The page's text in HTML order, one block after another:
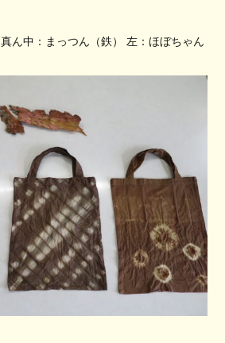
真ん中：まっつん（鉄） 左：ほぼちゃん